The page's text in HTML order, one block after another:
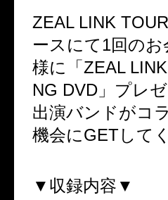
ZEAL LINK
ースにて1回の
様に「ZEAL
NG DVD」プレ
出演バンドがコ
機会にGETして
▼収録内容▼